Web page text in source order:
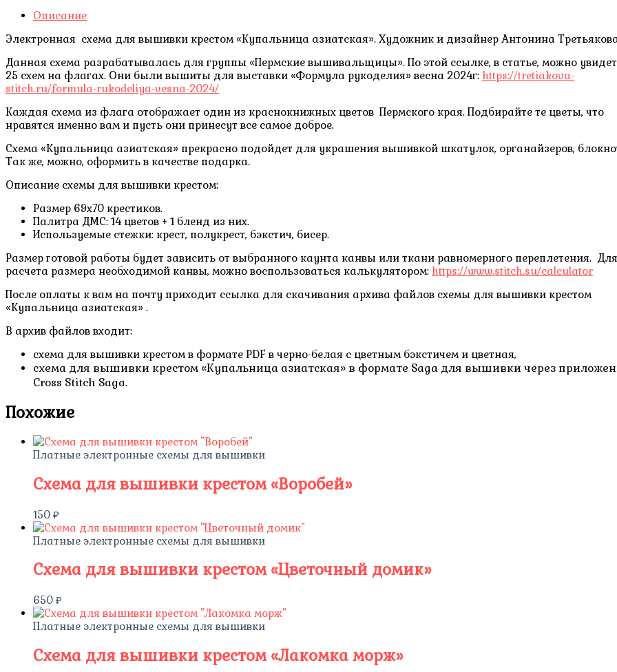
Описание
Электронная схема для вышивки крестом «Купальница азиатская». Художник и дизайнер Антонина
Данная схема разрабатывалась для группы «Пермские вышивальщицы». По этой ссылке, в статье, можно
25 схем на флагах. Они были вышиты для выставки «Формула рукоделия» весна 2024г: https://tretiakova-
stitch.ru/formula-rukodeliya-vesna-2024/
Каждая схема из флага отображает один из краснокнижных цветов Пермского края. Подбирайте те цветы, что
нравятся именно вам и пусть они принесут все самое доброе.
Схема «Купальница азиатская» прекрасно подойдет для украшения вышивкой шкатулок, органайзеров,
Так же, можно, оформить в качестве подарка.
Описание схемы для вышивки крестом:
Размер 69х70 крестиков.
Палитра ДМС: 14 цветов + 1 бленд из них.
Используемые стежки: крест, полукрест, бэкстич, бисер.
Размер готовой работы будет зависить от выбранного каунта канвы или ткани равномерного переплетения. Для
расчета размера необходимой канвы, можно воспользоваться калькулятором: https://www.stitch.su/calculator
После оплаты к вам на почту приходит ссылка для скачивания архива файлов схемы для вышивки крестом
«Купальница азиатская» .
В архив файлов входит:
схема для вышивки крестом в формате PDF в черно-белая с цветным бэкстичем и цветная,
схема для вышивки крестом «Купальница азиатская» в формате Saga для вышивки через
Cross Stitch Saga.
Похожие
Платные электронные схемы для вышивки
Схема для вышивки крестом «Воробей»
150 ₽
Платные электронные схемы для вышивки
Схема для вышивки крестом «Цветочный домик»
650 ₽
Платные электронные схемы для вышивки
Схема для вышивки крестом «Лакомка морж»